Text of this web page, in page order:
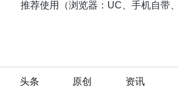
头条 原创 资讯